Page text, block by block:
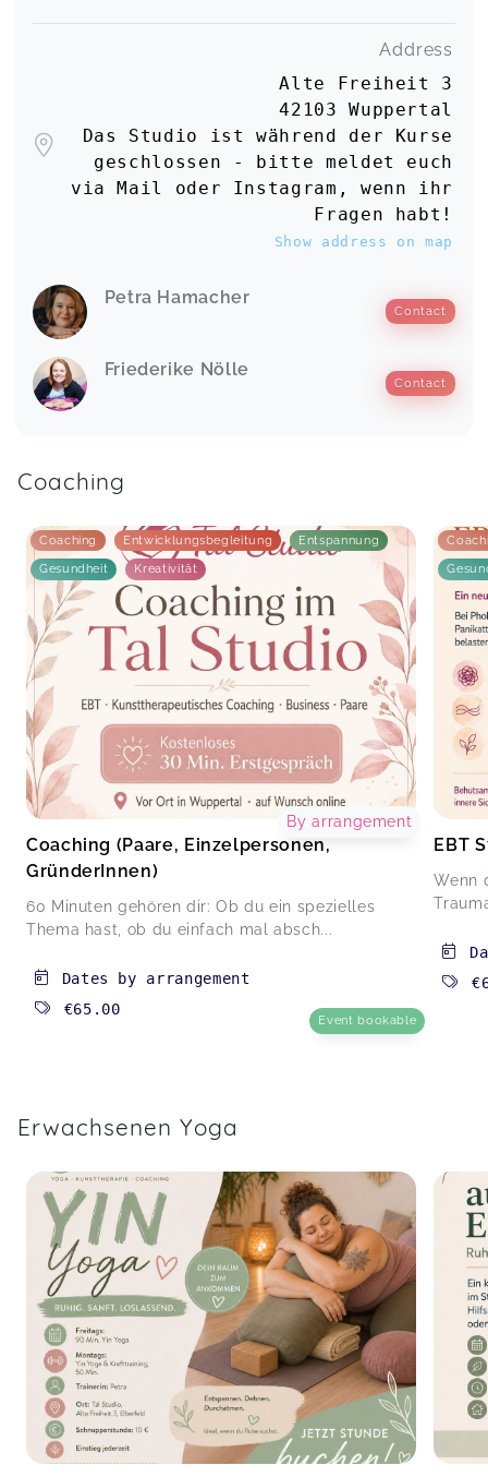
Address
Alte Freiheit 3
42103 Wuppertal
Das Studio ist während der Kurse
geschlossen - bitte meldet euch
via Mail oder Instagram, wenn ihr
Fragen habt!
Show address on map
Petra Hamacher
Contact
Friederike Nölle
Contact
Coaching
Coaching Entwicklungsbegleitung Entspannung
Gesundheit Kreativität
Coaching (Paare, Einzelpersonen,
GründerInnen)
60 Minuten gehören dir: Ob du ein spezielles
Thema hast, ob du einfach mal absch...
By arrangement
Dates by arrangement
€65.00
Event bookable
EBT
Wenn
Erwachsenen Yoga